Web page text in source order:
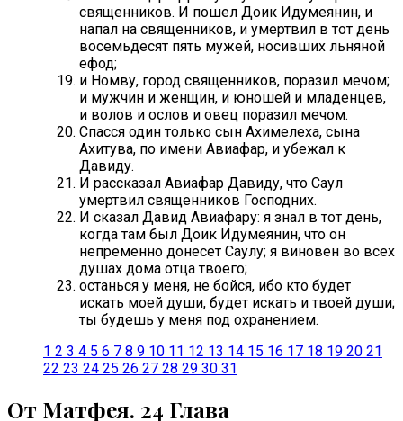
священников. И пошел Доик Идумеянин, и
напал на священников, и умертвил в тот день
восемьдесят пять мужей, носивших льняной
ефод;
и Номву, город священников, поразил мечом;
и мужчин и женщин, и юношей и младенцев,
и волов и ослов и овец поразил мечом.
Спасся один только сын Ахимелеха, сына
Ахитува, по имени Авиафар, и убежал к
Давиду.
И рассказал Авиафар Давиду, что Саул
умертвил священников Господних.
И сказал Давид Авиафару: я знал в тот день,
когда там был Доик Идумеянин, что он
непременно донесет Саулу; я виновен во всех
душах дома отца твоего;
останься у меня, не бойся, ибо кто будет
искать моей души, будет искать и твоей души;
ты будешь у меня под охранением.
1 2 3 4 5 6 7 8 9 10 11 12 13 14 15 16 17 18 19 20 21
22 23 24 25 26 27 28 29 30 31
От Матфея. 24 Глава